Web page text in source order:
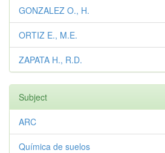
GONZALEZ O., H.
ORTIZ E., M.E.
ZAPATA H., R.D.
Subject
ARC
Química de suelos